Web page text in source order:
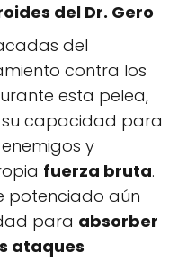
del Dr. Gero
del
contra los
esta pelea,
su capacidad para
y
fuerza bruta.
potenciado aún
para absorber
ataques